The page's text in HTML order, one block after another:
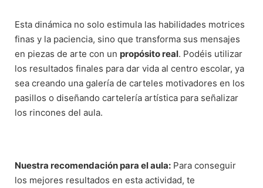
Esta dinámica no solo estimula las habilidades motrices
finas y la paciencia, sino que transforma sus mensajes
en piezas de arte con un propósito real. Podéis utilizar
los resultados finales para dar vida al centro escolar, ya
sea creando una galería de carteles motivadores en los
pasillos o diseñando cartelería artística para señalizar
los rincones del aula.
Nuestra recomendación para el aula: Para conseguir
los mejores resultados en esta actividad, te